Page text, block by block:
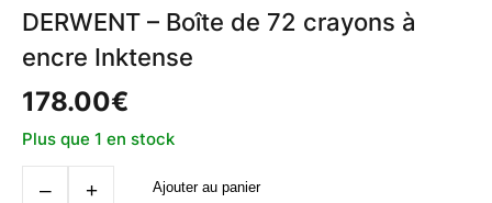
DERWENT – Boîte de 72 crayons à
encre Inktense
178.00€
Plus que 1 en stock
‒
quantité
de
+ Ajouter au panier